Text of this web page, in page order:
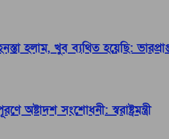
হলাম, খুব ব্যথিত হয়েছি: ভারপ্রাপ্ত
অষ্টাদশ সংশোধনী: স্বরাষ্ট্রমন্ত্রী